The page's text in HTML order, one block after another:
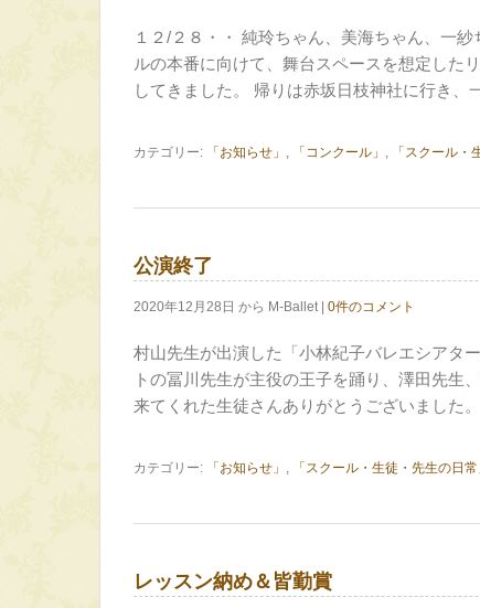
１２/２８・・ 純玲ちゃん、美海ちゃん、一
ルの本番に向けて、舞台スペースを想定した
してきました。 帰りは赤坂日枝神社に行き、
カテゴリー: 「お知らせ」 , 「コンクール」 , 「スクール・
公演終了
2020年12月28日 から M-Ballet | 0件のコメント
村山先生が出演した「小林紀子バレエシアタ
トの冨川先生が主役の王子を踊り、澤田先生
来てくれた生徒さんありがとうございました
カテゴリー: 「お知らせ」 , 「スクール・生徒・先生の日常
レッスン納め＆皆勤賞